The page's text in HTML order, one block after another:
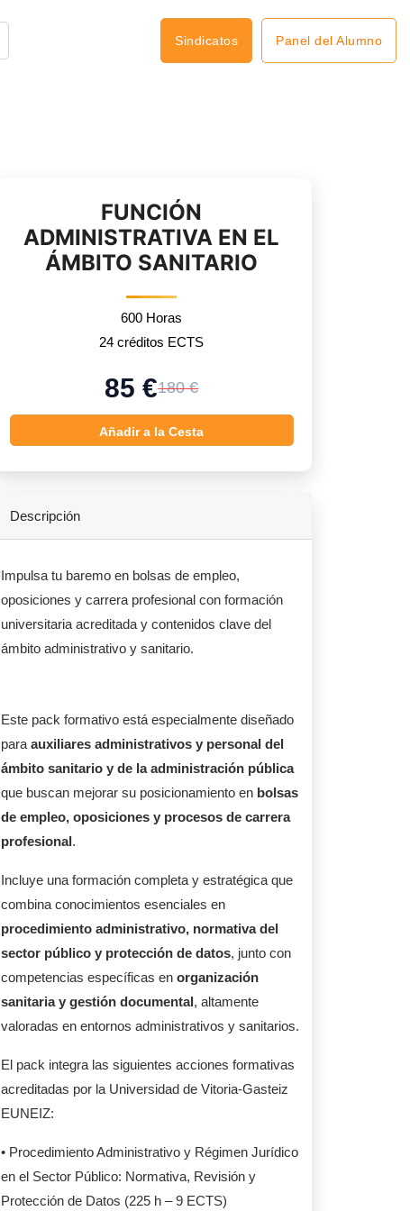
Sindicatos Panel del Alumno
FUNCIÓN
ADMINISTRATIVA EN EL
ÁMBITO SANITARIO
600 Horas
24 créditos ECTS
85 €180 €
Añadir a la Cesta
Descripción
Impulsa tu baremo en bolsas de empleo,
oposiciones y carrera profesional con formación
universitaria acreditada y contenidos clave del
ámbito administrativo y sanitario.
Este pack formativo está especialmente diseñado
para auxiliares administrativos y personal del
ámbito sanitario y de la administración pública
que buscan mejorar su posicionamiento en bolsas
de empleo, oposiciones y procesos de carrera
profesional.
Incluye una formación completa y estratégica que
combina conocimientos esenciales en
procedimiento administrativo, normativa del
sector público y protección de datos, junto con
competencias específicas en organización
sanitaria y gestión documental, altamente
valoradas en entornos administrativos y sanitarios.
El pack integra las siguientes acciones formativas
acreditadas por la Universidad de Vitoria-Gasteiz
EUNEIZ:
• Procedimiento Administrativo y Régimen Jurídico
en el Sector Público: Normativa, Revisión y
Protección de Datos (225 h – 9 ECTS)